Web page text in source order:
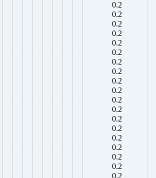
0.2
0.2
0.2
0.2
0.2
0.2
0.2
0.2
0.2
0.2
0.2
0.2
0.2
0.2
0.2
0.2
0.2
0.2
0.2